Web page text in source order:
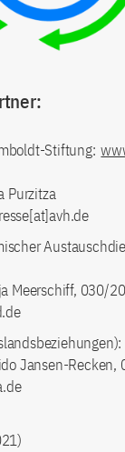
Stiftung:
Purzitza
Meerschiff, 030/
Jansen-